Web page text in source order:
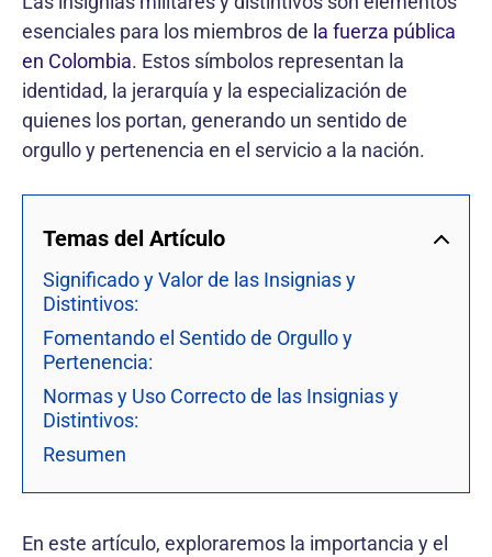
esenciales para los miembros de la fuerza pública
en Colombia. Estos símbolos representan la
identidad, la jerarquía y la especialización de
quienes los portan, generando un sentido de
orgullo y pertenencia en el servicio a la nación.
Temas del Artículo
Significado y Valor de las Insignias y
Distintivos:
Fomentando el Sentido de Orgullo y
Pertenencia:
Normas y Uso Correcto de las Insignias y
Distintivos:
Resumen
En este artículo, exploraremos la importancia y el